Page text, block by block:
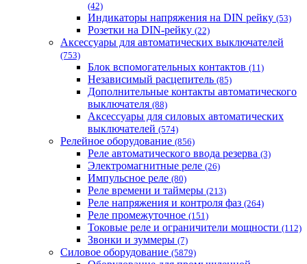
(42)
Индикаторы напряжения на DIN рейку (53)
Розетки на DIN-рейку (22)
Аксессуары для автоматических выключателей
(753)
Блок вспомогательных контактов (11)
Независимый расцепитель (85)
Дополнительные контакты автоматического
выключателя (88)
Аксессуары для силовых автоматических
выключателей (574)
Релейное оборудование (856)
Реле автоматического ввода резерва (3)
Электромагнитные реле (26)
Импульсное реле (80)
Реле времени и таймеры (213)
Реле напряжения и контроля фаз (264)
Реле промежуточное (151)
Токовые реле и ограничители мощности (112)
Звонки и зуммеры (7)
Силовое оборудование (5879)